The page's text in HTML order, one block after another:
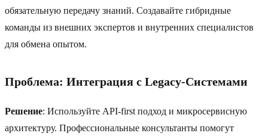
обязательную передачу знаний. Создавайте гибридные
команды из внешних экспертов и внутренних специалистов
для обмена опытом.
Проблема: Интеграция с Legacy-Системами
Решение: Используйте API-first подход и микросервисную
архитектуру. Профессиональные консультанты помогут